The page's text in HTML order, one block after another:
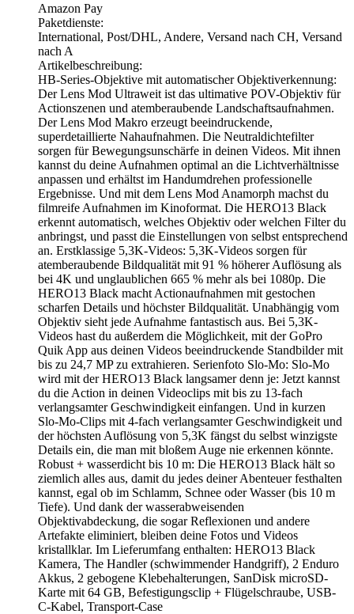
Amazon Pay
Paketdienste:
International, Post/DHL, Andere, Versand nach CH, Versand
nach A
Artikelbeschreibung:
HB-Series-Objektive mit automatischer Objektiverkennung:
Der Lens Mod Ultraweit ist das ultimative POV-Objektiv für
Actionszenen und atemberaubende Landschaftsaufnahmen.
Der Lens Mod Makro erzeugt beeindruckende,
superdetaillierte Nahaufnahmen. Die Neutraldichtefilter
sorgen für Bewegungsunschärfe in deinen Videos. Mit ihnen
kannst du deine Aufnahmen optimal an die Lichtverhältnisse
anpassen und erhältst im Handumdrehen professionelle
Ergebnisse. Und mit dem Lens Mod Anamorph machst du
filmreife Aufnahmen im Kinoformat. Die HERO13 Black
erkennt automatisch, welches Objektiv oder welchen Filter du
anbringst, und passt die Einstellungen von selbst entsprechend
an. Erstklassige 5,3K-Videos: 5,3K-Videos sorgen für
atemberaubende Bildqualität mit 91 % höherer Auflösung als
bei 4K und unglaublichen 665 % mehr als bei 1080p. Die
HERO13 Black macht Actionaufnahmen mit gestochen
scharfen Details und höchster Bildqualität. Unabhängig vom
Objektiv sieht jede Aufnahme fantastisch aus. Bei 5,3K-
Videos hast du außerdem die Möglichkeit, mit der GoPro
Quik App aus deinen Videos beeindruckende Standbilder mit
bis zu 24,7 MP zu extrahieren. Serienfoto Slo-Mo: Slo-Mo
wird mit der HERO13 Black langsamer denn je: Jetzt kannst
du die Action in deinen Videoclips mit bis zu 13-fach
verlangsamter Geschwindigkeit einfangen. Und in kurzen
Slo-Mo-Clips mit 4-fach verlangsamter Geschwindigkeit und
der höchsten Auflösung von 5,3K fängst du selbst winzigste
Details ein, die man mit bloßem Auge nie erkennen könnte.
Robust + wasserdicht bis 10 m: Die HERO13 Black hält so
ziemlich alles aus, damit du jedes deiner Abenteuer festhalten
kannst, egal ob im Schlamm, Schnee oder Wasser (bis 10 m
Tiefe). Und dank der wasserabweisenden
Objektivabdeckung, die sogar Reflexionen und andere
Artefakte eliminiert, bleiben deine Fotos und Videos
kristallklar. Im Lieferumfang enthalten: HERO13 Black
Kamera, The Handler (schwimmender Handgriff), 2 Enduro
Akkus, 2 gebogene Klebehalterungen, SanDisk microSD-
Karte mit 64 GB, Befestigungsclip + Flügelschraube, USB-
C-Kabel, Transport-Case